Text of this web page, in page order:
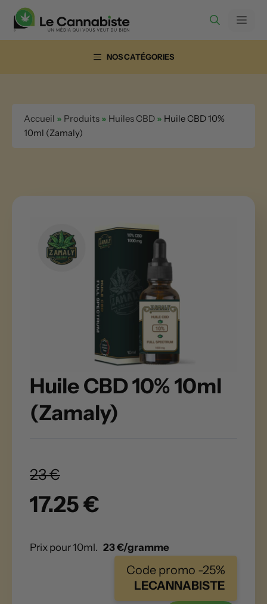
Aller
contenu
NOS CATÉGORIES
Accueil » Produits » Huiles CBD » Huile CBD 10%
10ml (Zamaly)
Huile CBD 10% 10ml
(Zamaly)
23 €
17.25 €
Prix pour 10ml. 23 €/gramme
Code promo -25%
LECANNABISTE